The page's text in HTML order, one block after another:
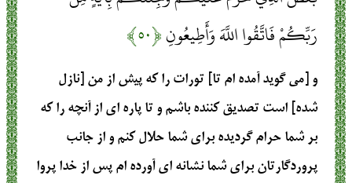
رَبِّكُمْ فَاتَّقُوا اللَّهَ وَأَطِيعُونِ﴿۵۰﴾
و [مى‏ گويد آمده‏ ام تا] تورات را كه پيش از من [نازل
شده] است تصديق كننده باشم و تا پاره‏ اى از آنچه را كه
بر شما حرام گرديده براى شما حلال كنم و از جانب
پروردگارتان براى شما نشانه‏ اى آورده‏ ام پس از خدا پروا